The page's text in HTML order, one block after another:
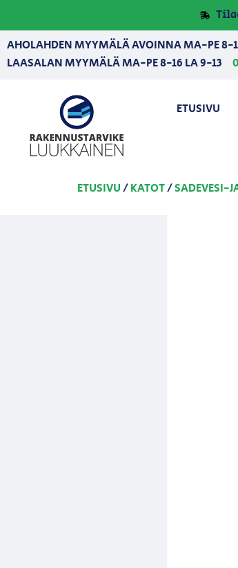
AHOLAHDEN MYYMÄLÄ AVOINNA MA-PE 8-
LAASALAN MYYMÄLÄ MA-PE 8-16 LA 9-13
ETUSIVU
ETUSIVU/KATOT/SADEVESI-